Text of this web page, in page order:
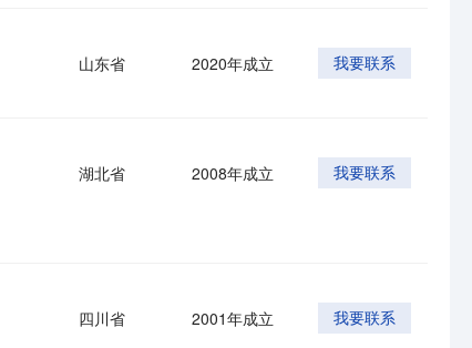
山东省 2020年成立 我要联系
湖北省 2008年成立 我要联系
四川省 2001年成立 我要联系